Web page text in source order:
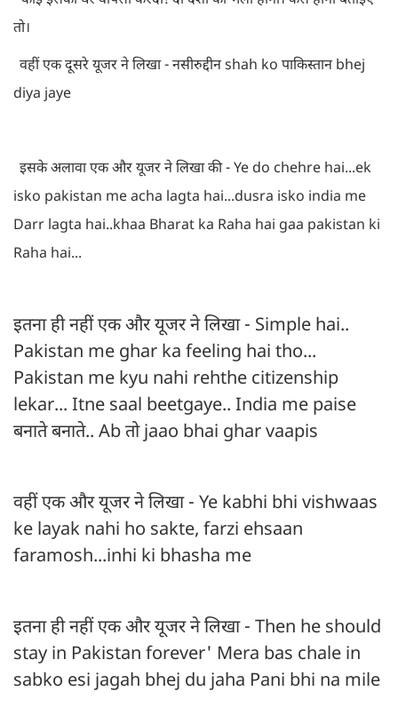
तो।
वहीं एक दूसरे यूजर ने लिखा - नसीरुद्दीन shah ko पाकिस्तान bhej
diya jaye
इसके अलावा एक और यूजर ने लिखा की - Ye do chehre hai...ek
isko pakistan me acha lagta hai...dusra isko india me
Darr lagta hai..khaa Bharat ka Raha hai gaa pakistan ki
Raha hai...
इतना ही नहीं एक और यूजर ने लिखा - Simple hai..
Pakistan me ghar ka feeling hai tho...
Pakistan me kyu nahi rehthe citizenship
lekar... Itne saal beetgaye.. India me paise
बनाते बनाते.. Ab तो jaao bhai ghar vaapis
वहीं एक और यूजर ने लिखा - Ye kabhi bhi vishwaas
ke layak nahi ho sakte, farzi ehsaan
faramosh...inhi ki bhasha me
इतना ही नहीं एक और यूजर ने लिखा - Then he should
stay in Pakistan forever' Mera bas chale in
sabko esi jagah bhej du jaha Pani bhi na mile